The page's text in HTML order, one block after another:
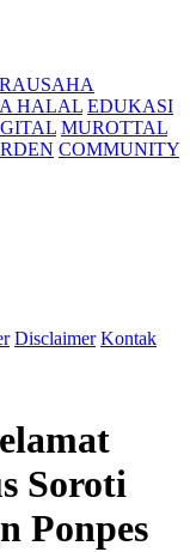
HALAL EDUKASI
MUROTTAL
COMMUNITY
Disclaimer Kontak
Soroti
Ponpes